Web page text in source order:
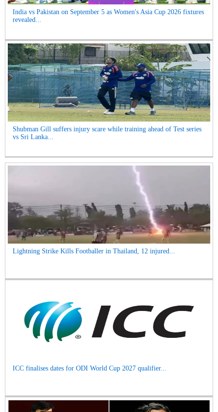
India vs Pakistan on September 5 as Women's Asia Cup 2026 fixtures
revealed...
Shubman Gill suffers injury scare while training ahead of Test series
vs Sri Lanka...
Lightning Strike Kills Footballer in Thailand, 12 injured...
ICC finalises dates for ODI World Cup 2027 qualifier...